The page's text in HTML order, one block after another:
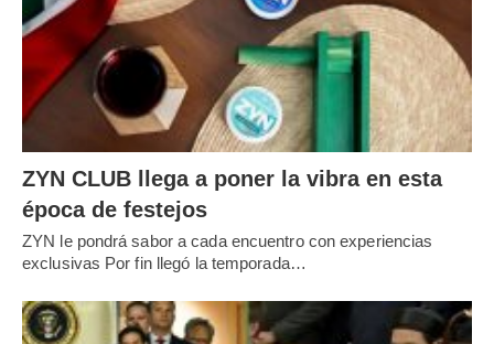
ZYN CLUB llega a poner la vibra en esta
época de festejos
ZYN le pondrá sabor a cada encuentro con experiencias
exclusivas Por fin llegó la temporada…